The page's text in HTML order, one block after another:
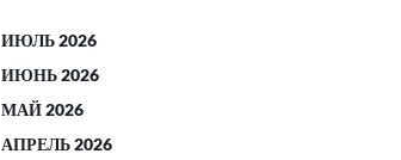
ИЮЛЬ 2026
ИЮНЬ 2026
МАЙ 2026
АПРЕЛЬ 2026